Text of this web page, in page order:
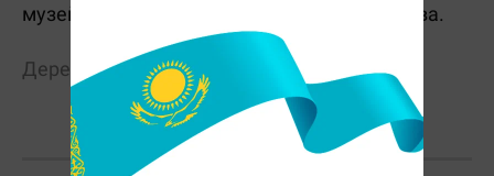
музей үйінің директоры Светлана Бектенова.
Дереккөз:inform.kz
Е. Жұмабайұлы